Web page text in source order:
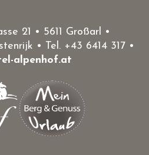
21 • 5611 Großarl •
• Tel. +43 6414 317 •
alpenhof.at